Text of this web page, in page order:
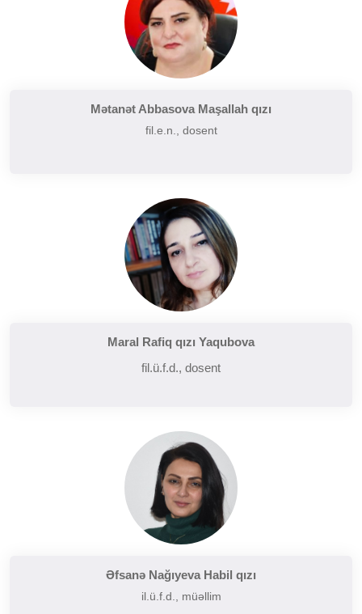
Mətanət Abbasova Maşallah qızı
fil.e.n., dosent
Maral Rafiq qızı Yaqubova
fil.ü.f.d., dosent
Əfsanə Nağıyeva Habil qızı
il.ü.f.d., müəllim